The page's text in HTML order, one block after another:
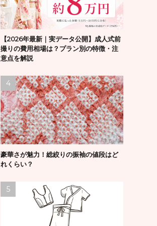
【2026年最新｜実データ公開】成人式前
撮りの費用相場は？プラン別の特徴・注
意点を解説
豪華さが魅力！総絞りの振袖の値段はど
れくらい？